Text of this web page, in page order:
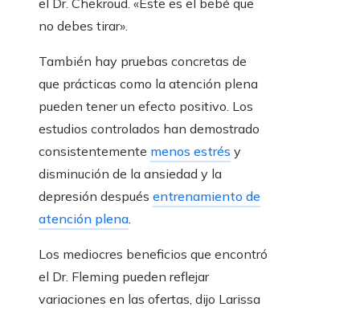
el Dr. Chekroud. «Este es el bebé que
no debes tirar».
También hay pruebas concretas de
que prácticas como la atención plena
pueden tener un efecto positivo. Los
estudios controlados han demostrado
consistentemente menos estrés y
disminución de la ansiedad y la
depresión después entrenamiento de
atención plena.
Los mediocres beneficios que encontró
el Dr. Fleming pueden reflejar
variaciones en las ofertas, dijo Larissa